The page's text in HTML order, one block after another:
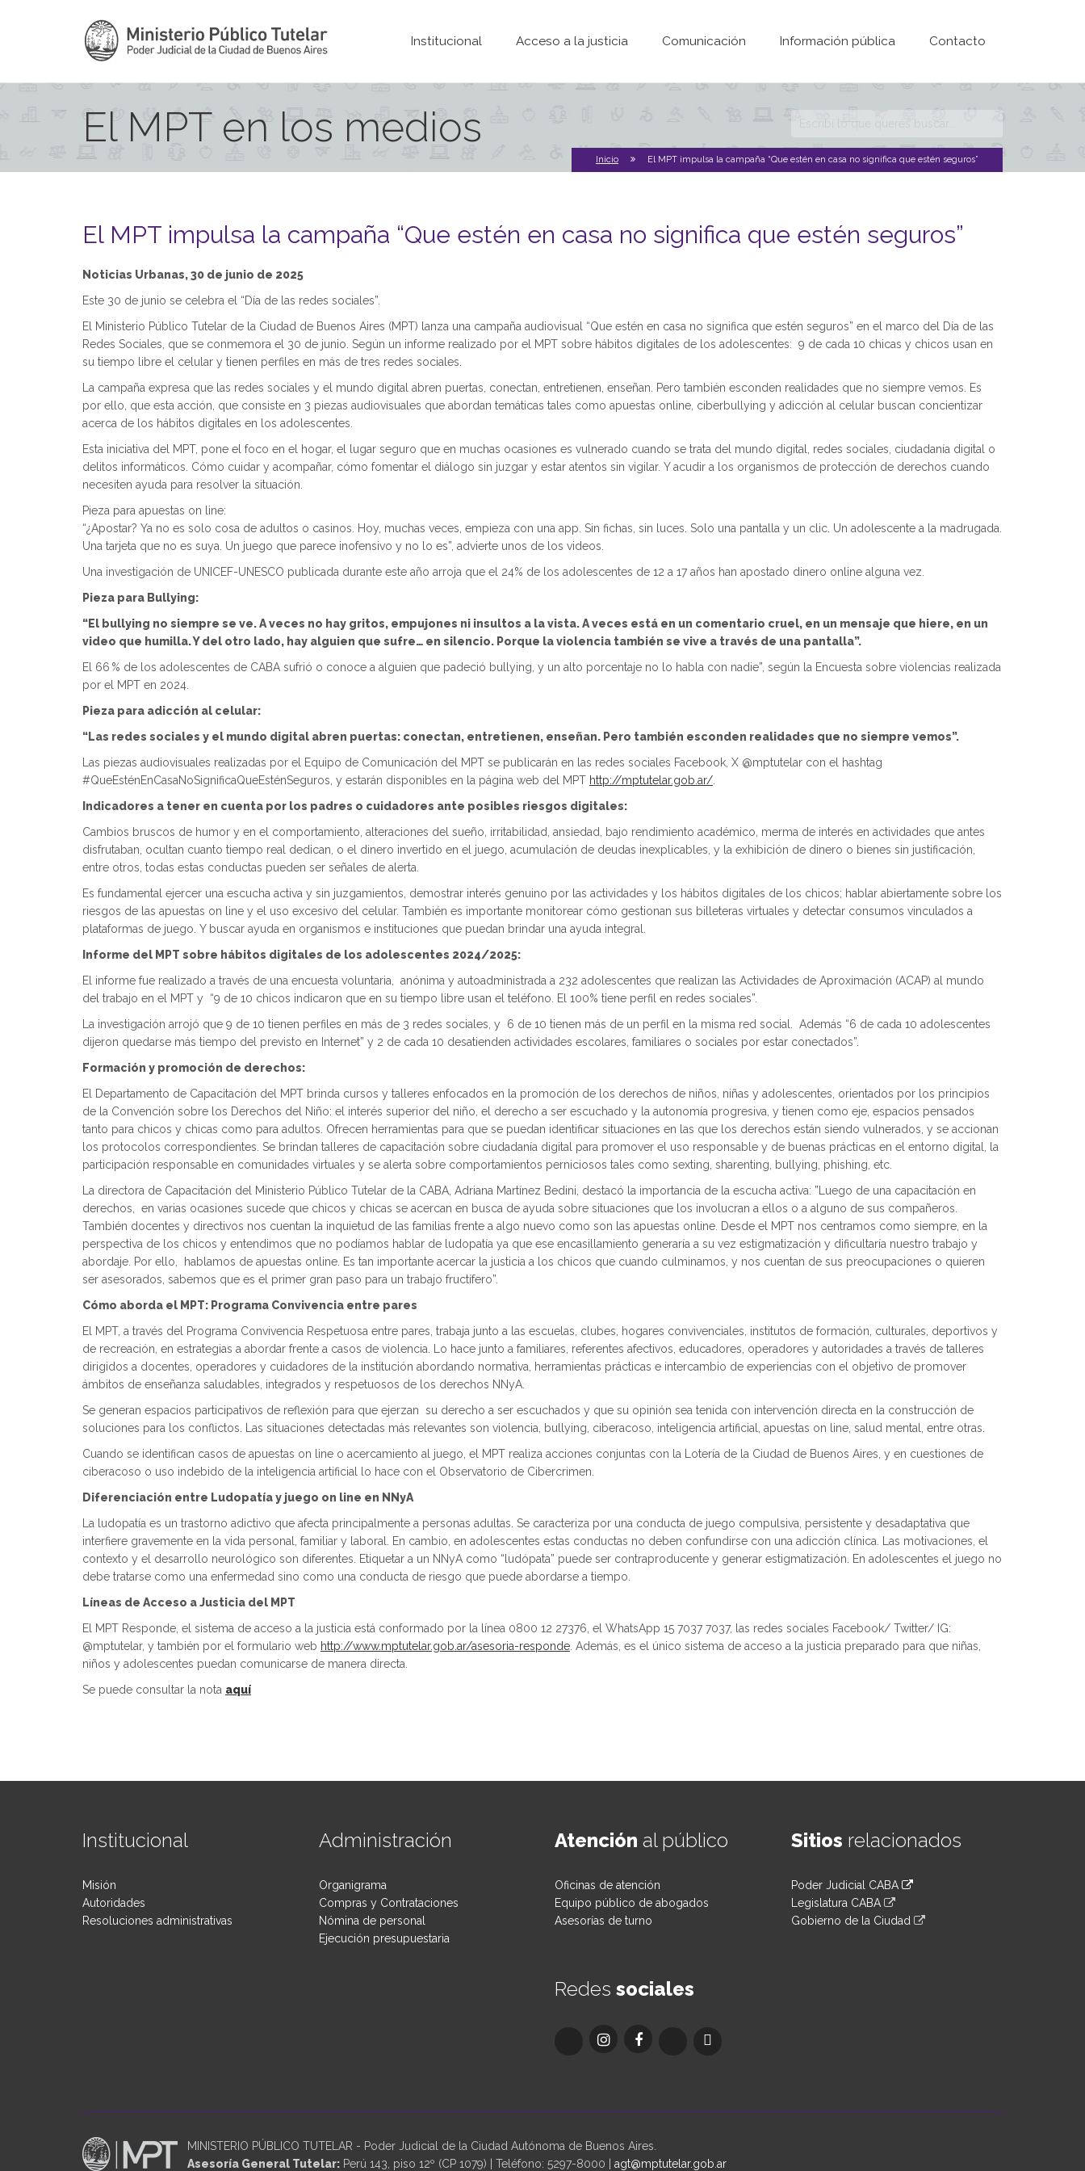
Institucional Acceso a la justicia Comunicación Información pública Contacto
El MPT en los medios
Formulario de
búsqueda
Inicio El MPT impulsa la campaña “Que estén en casa no significa que estén seguros”
El MPT impulsa la campaña “Que estén en casa no significa que estén seguros”
Noticias Urbanas, 30 de junio de 2025
Este 30 de junio se celebra el “Día de las redes sociales”.
El Ministerio Público Tutelar de la Ciudad de Buenos Aires (MPT) lanza una campaña audiovisual “Que estén en casa no significa que estén seguros” en el marco del Día de las
Redes Sociales, que se conmemora el 30 de junio. Según un informe realizado por el MPT sobre hábitos digitales de los adolescentes: 9 de cada 10 chicas y chicos usan en
su tiempo libre el celular y tienen perfiles en más de tres redes sociales.
La campaña expresa que las redes sociales y el mundo digital abren puertas, conectan, entretienen, enseñan. Pero también esconden realidades que no siempre vemos. Es
por ello, que esta acción, que consiste en 3 piezas audiovisuales que abordan temáticas tales como apuestas online, ciberbullying y adicción al celular buscan concientizar
acerca de los hábitos digitales en los adolescentes.
Esta iniciativa del MPT, pone el foco en el hogar, el lugar seguro que en muchas ocasiones es vulnerado cuando se trata del mundo digital, redes sociales, ciudadanía digital o
delitos informáticos. Cómo cuidar y acompañar, cómo fomentar el diálogo sin juzgar y estar atentos sin vigilar. Y acudir a los organismos de protección de derechos cuando
necesiten ayuda para resolver la situación.
Pieza para apuestas on line:
“¿Apostar? Ya no es solo cosa de adultos o casinos. Hoy, muchas veces, empieza con una app. Sin fichas, sin luces. Solo una pantalla y un clic. Un adolescente a la madrugada.
Una tarjeta que no es suya. Un juego que parece inofensivo y no lo es”, advierte unos de los videos.
Una investigación de UNICEF-UNESCO publicada durante este año arroja que el 24% de los adolescentes de 12 a 17 años han apostado dinero online alguna vez.
Pieza para Bullying:
“El bullying no siempre se ve. A veces no hay gritos, empujones ni insultos a la vista. A veces está en un comentario cruel, en un mensaje que hiere, en un
video que humilla. Y del otro lado, hay alguien que sufre… en silencio. Porque la violencia también se vive a través de una pantalla”.
El 66 % de los adolescentes de CABA sufrió o conoce a alguien que padeció bullying, y un alto porcentaje no lo habla con nadie”, según la Encuesta sobre violencias realizada
por el MPT en 2024.
Pieza para adicción al celular:
“Las redes sociales y el mundo digital abren puertas: conectan, entretienen, enseñan. Pero también esconden realidades que no siempre vemos”.
Las piezas audiovisuales realizadas por el Equipo de Comunicación del MPT se publicarán en las redes sociales Facebook, X @mptutelar con el hashtag
#QueEsténEnCasaNoSignificaQueEsténSeguros, y estarán disponibles en la página web del MPT http://mptutelar.gob.ar/
Indicadores a tener en cuenta por los padres o cuidadores ante posibles riesgos digitales:
Cambios bruscos de humor y en el comportamiento, alteraciones del sueño, irritabilidad, ansiedad, bajo rendimiento académico, merma de interés en actividades que antes
disfrutaban, ocultan cuanto tiempo real dedican, o el dinero invertido en el juego, acumulación de deudas inexplicables, y la exhibición de dinero o bienes sin justificación,
entre otros, todas estas conductas pueden ser señales de alerta.
Es fundamental ejercer una escucha activa y sin juzgamientos, demostrar interés genuino por las actividades y los hábitos digitales de los chicos; hablar abiertamente sobre los
riesgos de las apuestas on line y el uso excesivo del celular. También es importante monitorear cómo gestionan sus billeteras virtuales y detectar consumos vinculados a
plataformas de juego. Y buscar ayuda en organismos e instituciones que puedan brindar una ayuda integral.
Informe del MPT sobre hábitos digitales de los adolescentes 2024/2025:
El informe fue realizado a través de una encuesta voluntaria, anónima y autoadministrada a 232 adolescentes que realizan las Actividades de Aproximación (ACAP) al mundo
del trabajo en el MPT y “9 de 10 chicos indicaron que en su tiempo libre usan el teléfono. El 100% tiene perfil en redes sociales”.
La investigación arrojó que 9 de 10 tienen perfiles en más de 3 redes sociales, y 6 de 10 tienen más de un perfil en la misma red social. Además “6 de cada 10 adolescentes
dijeron quedarse más tiempo del previsto en Internet” y 2 de cada 10 desatienden actividades escolares, familiares o sociales por estar conectados”.
Formación y promoción de derechos:
El Departamento de Capacitación del MPT brinda cursos y talleres enfocados en la promoción de los derechos de niños, niñas y adolescentes, orientados por los principios
de la Convención sobre los Derechos del Niño: el interés superior del niño, el derecho a ser escuchado y la autonomía progresiva, y tienen como eje, espacios pensados
tanto para chicos y chicas como para adultos. Ofrecen herramientas para que se puedan identificar situaciones en las que los derechos están siendo vulnerados, y se accionan
los protocolos correspondientes. Se brindan talleres de capacitación sobre ciudadanía digital para promover el uso responsable y de buenas prácticas en el entorno digital, la
participación responsable en comunidades virtuales y se alerta sobre comportamientos perniciosos tales como sexting, sharenting, bullying, phishing, etc.
La directora de Capacitación del Ministerio Público Tutelar de la CABA, Adriana Martínez Bedini, destacó la importancia de la escucha activa: ”Luego de una capacitación en
derechos, en varias ocasiones sucede que chicos y chicas se acercan en busca de ayuda sobre situaciones que los involucran a ellos o a alguno de sus compañeros.
También docentes y directivos nos cuentan la inquietud de las familias frente a algo nuevo como son las apuestas online. Desde el MPT nos centramos como siempre, en la
perspectiva de los chicos y entendimos que no podíamos hablar de ludopatía ya que ese encasillamiento generaría a su vez estigmatización y dificultaría nuestro trabajo y
abordaje. Por ello, hablamos de apuestas online. Es tan importante acercar la justicia a los chicos que cuando culminamos, y nos cuentan de sus preocupaciones o quieren
ser asesorados, sabemos que es el primer gran paso para un trabajo fructífero”.
Cómo aborda el MPT: Programa Convivencia entre pares
El MPT, a través del Programa Convivencia Respetuosa entre pares, trabaja junto a las escuelas, clubes, hogares convivenciales, institutos de formación, culturales, deportivos y
de recreación, en estrategias a abordar frente a casos de violencia. Lo hace junto a familiares, referentes afectivos, educadores, operadores y autoridades a través de talleres
dirigidos a docentes, operadores y cuidadores de la institución abordando normativa, herramientas prácticas e intercambio de experiencias con el objetivo de promover
ámbitos de enseñanza saludables, integrados y respetuosos de los derechos NNyA.
Se generan espacios participativos de reflexión para que ejerzan su derecho a ser escuchados y que su opinión sea tenida con intervención directa en la construcción de
soluciones para los conflictos. Las situaciones detectadas más relevantes son violencia, bullying, ciberacoso, inteligencia artificial, apuestas on line, salud mental, entre otras.
Cuando se identifican casos de apuestas on line o acercamiento al juego, el MPT realiza acciones conjuntas con la Lotería de la Ciudad de Buenos Aires, y en cuestiones de
ciberacoso o uso indebido de la inteligencia artificial lo hace con el Observatorio de Cibercrimen.
Diferenciación entre Ludopatía y juego on line en NNyA
La ludopatía es un trastorno adictivo que afecta principalmente a personas adultas. Se caracteriza por una conducta de juego compulsiva, persistente y desadaptativa que
interfiere gravemente en la vida personal, familiar y laboral. En cambio, en adolescentes estas conductas no deben confundirse con una adicción clínica. Las motivaciones, el
contexto y el desarrollo neurológico son diferentes. Etiquetar a un NNyA como “ludópata” puede ser contraproducente y generar estigmatización. En adolescentes el juego no
debe tratarse como una enfermedad sino como una conducta de riesgo que puede abordarse a tiempo.
Líneas de Acceso a Justicia del MPT
El MPT Responde, el sistema de acceso a la justicia está conformado por la línea 0800 12 27376, el WhatsApp 15 7037 7037, las redes sociales Facebook/ Twitter/ IG:
@mptutelar, y también por el formulario web http://www.mptutelar.gob.ar/asesoria-responde . Además, es el único sistema de acceso a la justicia preparado para que niñas,
niños y adolescentes puedan comunicarse de manera directa.
Se puede consultar la nota aquí
Institucional
Misión
Autoridades
Resoluciones administrativas
Administración
Organigrama
Compras y Contrataciones
Nómina de personal
Ejecución presupuestaria
Atención al público
Oficinas de atención
Equipo público de abogados
Asesorías de turno
Redes sociales
Sitios relacionados
Poder Judicial CABA
Legislatura CABA
Gobierno de la Ciudad
MINISTERIO PÚBLICO TUTELAR - Poder Judicial de la Ciudad Autónoma de Buenos Aires.
Asesoría General Tutelar: Perú 143, piso 12º (CP 1079) | Teléfono: 5297-8000 | agt@mptutelar.gob.ar